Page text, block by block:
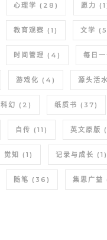
心理学 (28) 愿力
教育观察 (1) 文学
时间管理 (4) 每日一
游戏化 (4) 源头活水
科幻 (2) 纸质书 (37)
自传 (11) 英文原版
觉知 (1) 记录与成长 (1)
随笔 (36) 集思广益